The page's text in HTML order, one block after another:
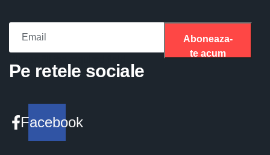
Aboneaza-
te acum
Pe retele sociale
Facebook